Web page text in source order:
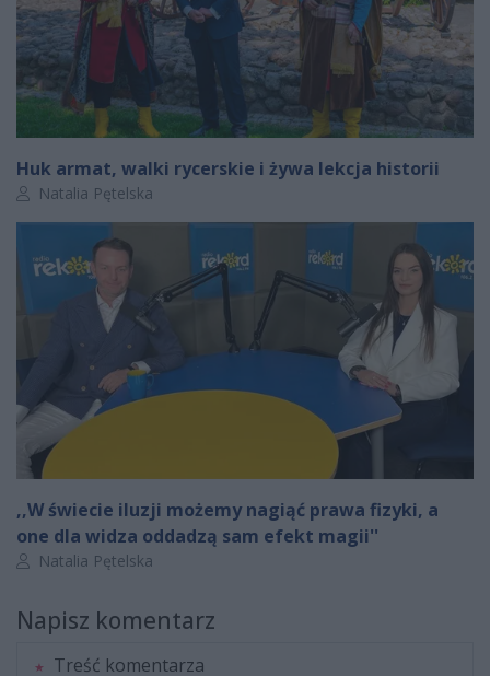
Huk armat, walki rycerskie i żywa lekcja historii
Autor artykułu:
Natalia Pętelska
,,W świecie iluzji możemy nagiąć prawa fizyki, a
one dla widza oddadzą sam efekt magii''
Autor artykułu:
Natalia Pętelska
Napisz komentarz
Treść komentarza